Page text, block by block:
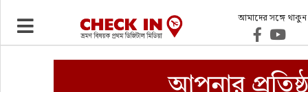
আমাদের সঙ্গে থাকুন
ভ্রমণ